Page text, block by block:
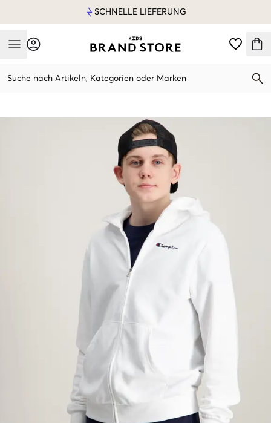
SCHNELLE LIEFERUNG
Mobile Menu
Suche nach Artikeln, Kategorien oder Marken